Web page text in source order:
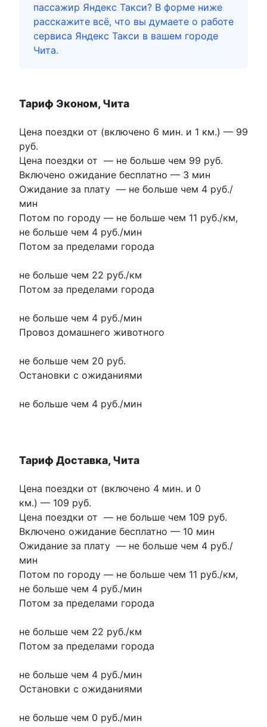
пассажир Яндекс Такси? В форме ниже
расскажите всё, что вы думаете о работе
сервиса Яндекс Такси в вашем городе
Чита.
Тариф Эконом, Чита
Цена поездки от (включено 6 мин. и 1 км.) — 99
руб.
Цена поездки от — не больше чем 99 руб.
Включено ожидание бесплатно — 3 мин
Ожидание за плату — не больше чем 4 руб./
мин
Потом по городу — не больше чем 11 руб./км,
не больше чем 4 руб./мин
Потом за пределами города
не больше чем 22 руб./км
Потом за пределами города
не больше чем 4 руб./мин
Провоз домашнего животного
не больше чем 20 руб.
Остановки с ожиданиями
не больше чем 4 руб./мин
Тариф Доставка, Чита
Цена поездки от (включено 4 мин. и 0
км.) — 109 руб.
Цена поездки от — не больше чем 109 руб.
Включено ожидание бесплатно — 10 мин
Ожидание за плату — не больше чем 4 руб./
мин
Потом по городу — не больше чем 11 руб./км,
не больше чем 4 руб./мин
Потом за пределами города
не больше чем 22 руб./км
Потом за пределами города
не больше чем 4 руб./мин
Остановки с ожиданиями
не больше чем 0 руб./мин